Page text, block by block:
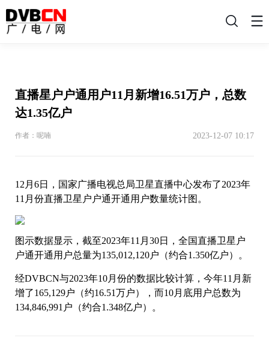
搜
直播星户户通用户11月新增16.51万户，总数
达1.35亿户
作者：呢喃 2023-12-07 10:17
12月6日，国家广播电视总局卫星直播中心发布了2023年
11月份直播卫星户户通开通用户数量统计图。
图示数据显示，截至2023年11月30日，全国直播卫星户
户通开通用户总量为135,012,120户（约合1.350亿户）。
经DVBCN与2023年10月份的数据比较计算，今年11月新
增了165,129户（约16.51万户），而10月底用户总数为
134,846,991户（约合1.348亿户）。